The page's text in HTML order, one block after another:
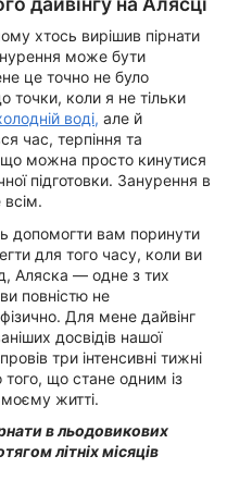
хтось вирішив пірнати
може бути
це точно не було
точки, коли я не тільки
воді, але й
час, терпіння та
що можна просто кинутися
підготовки. Занурення в
всім.
допомогти вам поринути
для того часу, коли ви
Аляска — одне з тих
повністю не
Для мене дайвінг
досвідів нашої
три інтенсивні тижні
того, що стане одним із
моєму житті.
в льодовикових
літніх місяців